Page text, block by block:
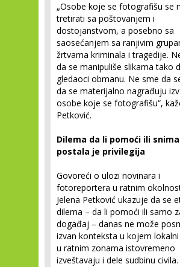
„Osobe koje se fotografišu se
tretirati sa poštovanjem i
dostojanstvom, a posebno sa
saosećanjem sa ranjivim
žrtvama kriminala i tragedije.
da se manipuliše slikama tako
gledaoci obmanu. Ne sme da
da se materijalno nagrađuju
osobe koje se fotografišu“,
Petković.
Dilema da li pomoći ili
postala je privilegija
Govoreći o ulozi novinara i
fotoreportera u ratnim
Jelena Petković ukazuje da se
dilema – da li pomoći ili samo
događaj – danas ne može
izvan konteksta u kojem
u ratnim zonama istovremeno
izveštavaju i dele sudbinu civila.